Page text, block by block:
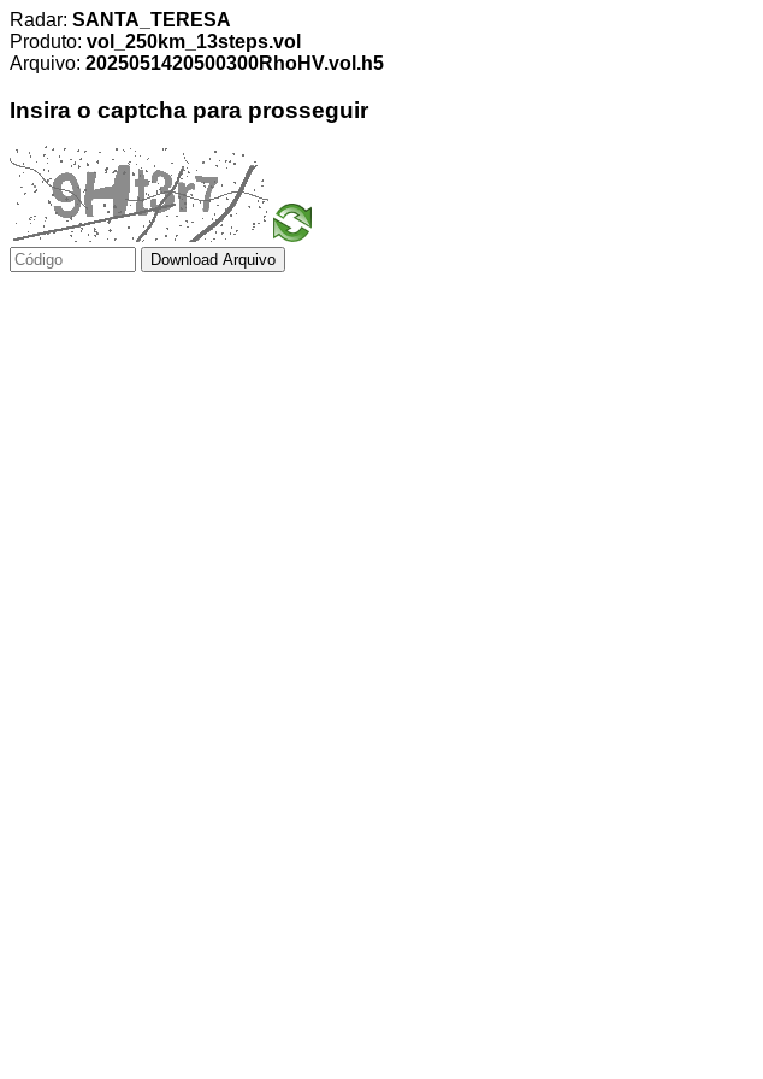
Radar: SANTA_TERESA
Produto: vol_250km_13steps.vol
Arquivo: 2025051420500300RhoHV.vol.h5
Insira o captcha para prosseguir